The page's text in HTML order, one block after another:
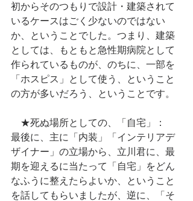
初からそのつもりで設計・建築されて
いるケースはごく少ないのではない
か、ということでした。つまり、建築
としては、もともと急性期病院として
作られているものが、のちに、一部を
「ホスピス」として使う、ということ
の方が多いだろう、ということです。
★死ぬ場所としての、「自宅」：
最後に、主に「内装」「インテリアデ
ザイナー」の立場から、立川君に、最
期を迎えるに当たって「自宅」をどん
なふうに整えたらよいか、ということ
を話してもらいましたが、逆に、「そ